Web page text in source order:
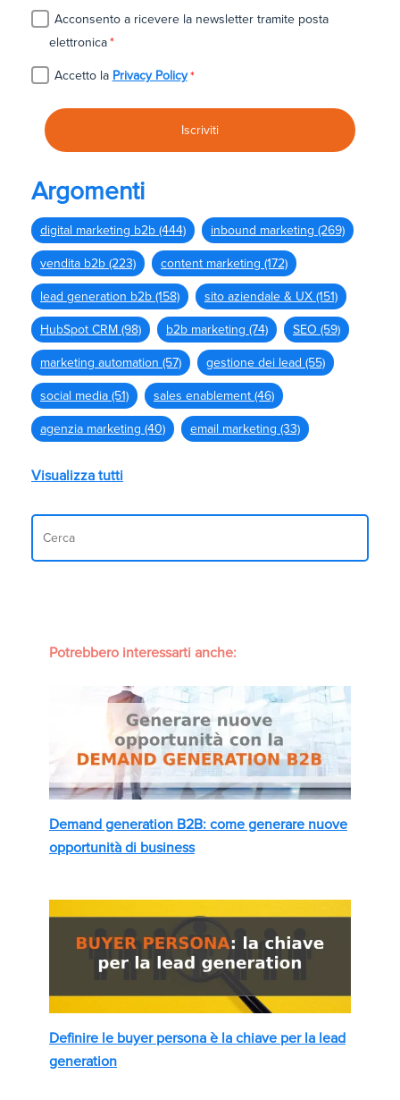
Acconsento a ricevere la newsletter tramite posta
elettronica*
Accetto la Privacy Policy *
Argomenti
digital marketing b2b (444) inbound marketing (269)
vendita b2b (223) content marketing (172)
lead generation b2b (158) sito aziendale & UX (151)
HubSpot CRM (98) b2b marketing (74) SEO (59)
marketing automation (57) gestione dei lead (55)
social media (51) sales enablement (46)
agenzia marketing (40) email marketing (33)
Visualizza tutti
Potrebbero interessarti anche:
Demand generation B2B: come generare nuove
opportunità di business
Definire le buyer persona è la chiave per la lead
generation